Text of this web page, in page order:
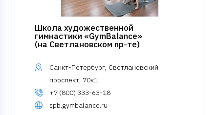
Школа художественной
гимнастики «GymBalance»
(на Светлановском пр-те)
Санкт-Петербург, Светлановский
проспект, 70к1
+7 (800) 333-63-18
spb.gymbalance.ru